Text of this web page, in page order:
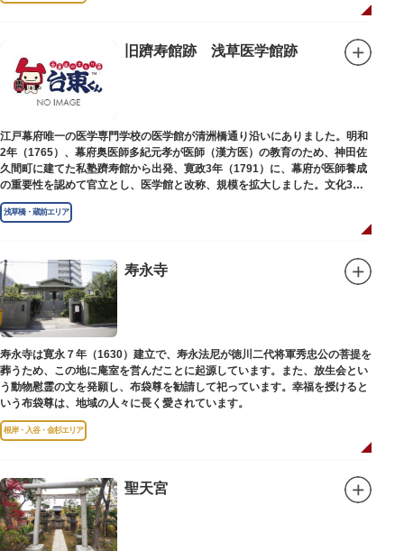
旧躋寿館跡 浅草医学館跡
江戸幕府唯一の医学専門学校の医学館が清洲橋通り沿いにありました。明和
2年（1765）、幕府奥医師多紀元孝が医師（漢方医）の教育のため、神田佐
久間町に建てた私塾躋寿館から出発、寛政3年（1791）に、幕府が医師養成
の重要性を認めて官立とし、医学館と改称、規模を拡大しました。文化3年
（1806）、大火に遭い焼失しましたが、同年に旧向柳原一丁目に移転、再建
されました。
弟育成をはかるなど、江戸時代後期から明治維新に至る日本の医学振興に貢
献しました。
※現在、この場所に「旧躋寿館跡 浅草医学館跡」に関する案内板や説明版
等は設置されておりません。
浅草橋・蔵前エリア
寿永寺
寿永寺は寛永７年（1630）建立で、寿永法尼が徳川二代将軍秀忠公の菩提を
葬うため、この地に庵室を営んだことに起源しています。また、放生会とい
う動物慰霊の文を発願し、布袋尊を勧請して祀っています。幸福を授けると
いう布袋尊は、地域の人々に長く愛されています。
根岸・入谷・金杉エリア
聖天宮